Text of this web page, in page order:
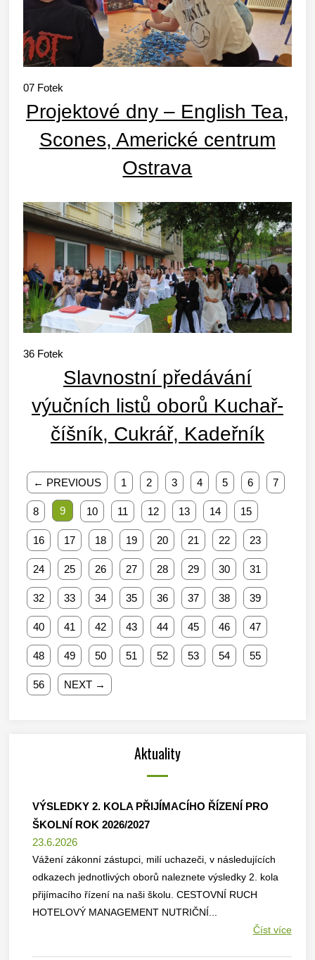
07 Fotek
Projektové dny – English Tea,
Scones, Americké centrum
Ostrava
36 Fotek
Slavnostní předávání
výučních listů oborů Kuchař-
číšník, Cukrář, Kadeřník
← PREVIOUS 1 2 3 4 5 6 7
8 9 10 11 12 13 14 15
16 17 18 19 20 21 22 23
24 25 26 27 28 29 30 31
32 33 34 35 36 37 38 39
40 41 42 43 44 45 46 47
48 49 50 51 52 53 54 55
56 NEXT →
Aktuality
VÝSLEDKY 2. KOLA PŘIJÍMACÍHO ŘÍZENÍ PRO
ŠKOLNÍ ROK 2026/2027
23.6.2026
Vážení zákonní zástupci, milí uchazeči, v následujících
odkazech jednotlivých oborů naleznete výsledky 2. kola
přijímacího řízení na naši školu. CESTOVNÍ RUCH
HOTELOVÝ MANAGEMENT NUTRIČNÍ...
Číst více